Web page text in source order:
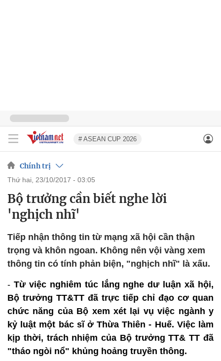
# ASEAN CUP 2026
Chính trị
thứ hai, 23/10/2017 - 03:05
Bộ trưởng cần biết nghe lời
'nghịch nhĩ'
Tiếp nhận thông tin từ mạng xã hội cần thận
trọng và khôn ngoan. Không nên vội vàng xem
thông tin có tính phản biện, "nghịch nhĩ" là xấu.
- Từ việc nghiêm túc lắng nghe dư luận xã hội,
Bộ trưởng TT&TT đã trực tiếp chỉ đạo cơ quan
chức năng của Bộ xem xét lại vụ việc ngành y
kỷ luật một bác sĩ ở Thừa Thiên - Huế. Việc làm
kịp thời, trách nhiệm của Bộ trưởng TT& TT đã
"tháo ngòi nổ" khủng hoảng truyền thông.